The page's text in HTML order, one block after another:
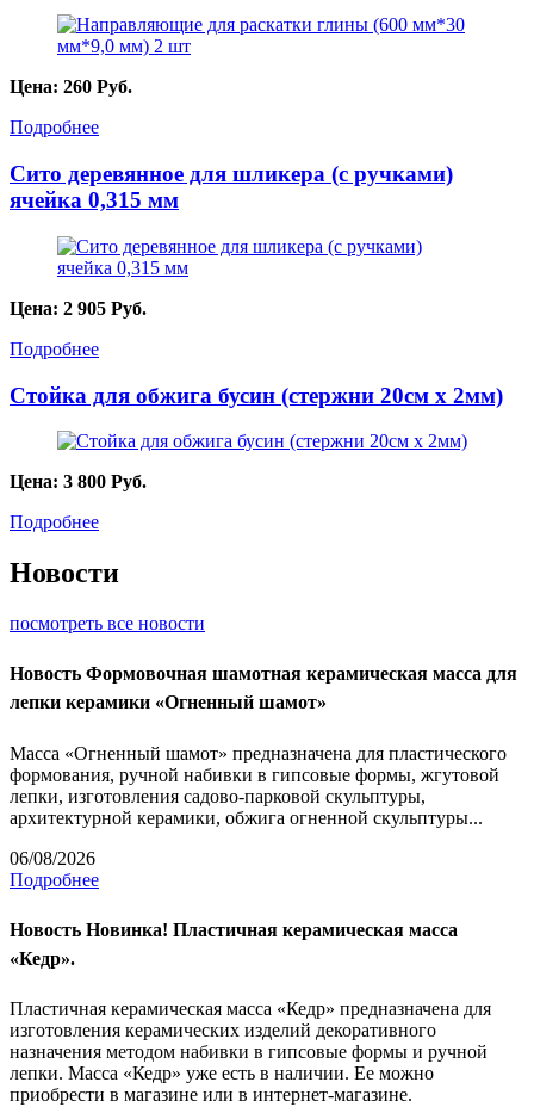
Цена: 260 Руб.
Подробнее
Сито деревянное для шликера (с ручками)
ячейка 0,315 мм
Цена: 2 905 Руб.
Подробнее
Стойка для обжига бусин (стержни 20см х 2мм)
Цена: 3 800 Руб.
Подробнее
Новости
посмотреть все новости
Новость Формовочная шамотная керамическая масса для
лепки керамики «Огненный шамот»
Масса «Огненный шамот» предназначена для пластического
формования, ручной набивки в гипсовые формы, жгутовой
лепки, изготовления садово-парковой скульптуры,
архитектурной керамики, обжига огненной скульптуры...
06/08/2026
Подробнее
Новость Новинка! Пластичная керамическая масса
«Кедр».
Пластичная керамическая масса «Кедр» предназначена для
изготовления керамических изделий декоративного
назначения методом набивки в гипсовые формы и ручной
лепки. Масса «Кедр» уже есть в наличии. Ее можно
приобрести в магазине или в интернет-магазине.